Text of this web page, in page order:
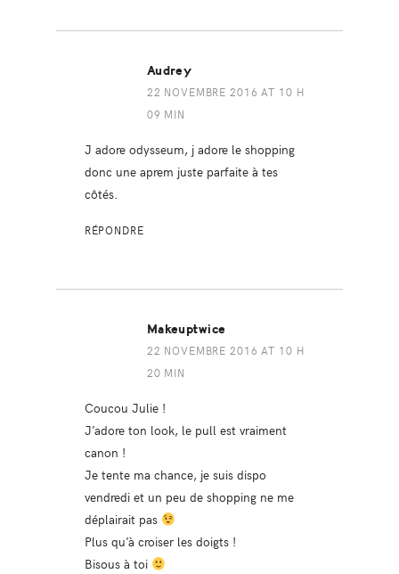
Audrey
22 NOVEMBRE 2016 AT 10 H
09 MIN
J adore odysseum, j adore le shopping
donc une aprem juste parfaite à tes
côtés.
RÉPONDRE
Makeuptwice
22 NOVEMBRE 2016 AT 10 H
20 MIN
Coucou Julie !
J’adore ton look, le pull est vraiment
canon !
Je tente ma chance, je suis dispo
vendredi et un peu de shopping ne me
déplairait pas
Plus qu’à croiser les doigts !
Bisous à toi